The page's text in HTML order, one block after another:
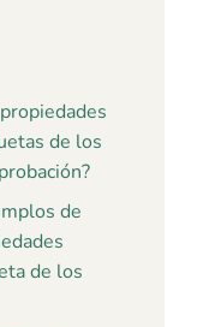
de los
de
de los